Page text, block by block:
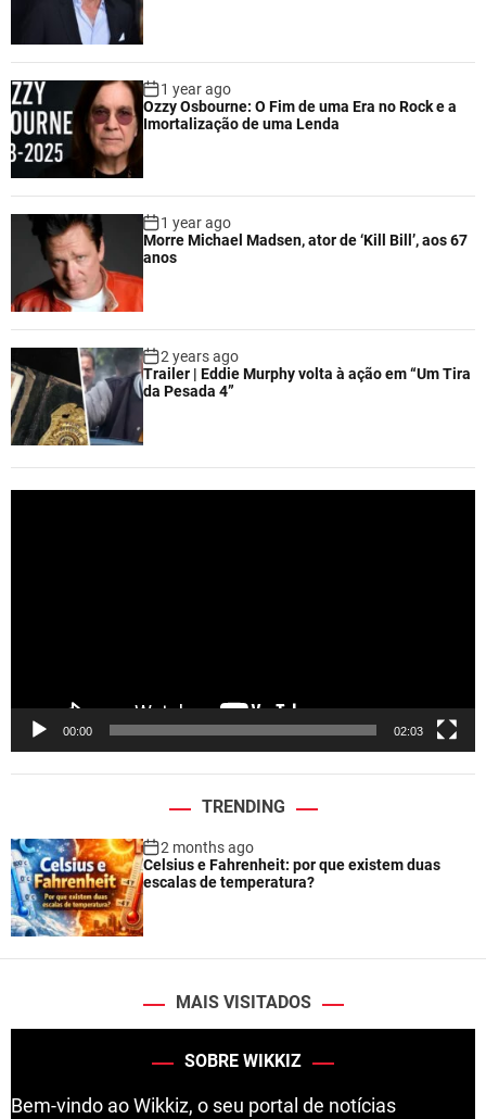
1 year ago
Ozzy Osbourne: O Fim de uma Era no Rock e a
Imortalização de uma Lenda
1 year ago
Morre Michael Madsen, ator de ‘Kill Bill’, aos 67
anos
2 years ago
Trailer | Eddie Murphy volta à ação em “Um Tira
da Pesada 4”
00:00 02:03
TRENDING
2 months ago
Celsius e Fahrenheit: por que existem duas
escalas de temperatura?
MAIS VISITADOS
SOBRE WIKKIZ
Bem-vindo ao Wikkiz, o seu portal de notícias